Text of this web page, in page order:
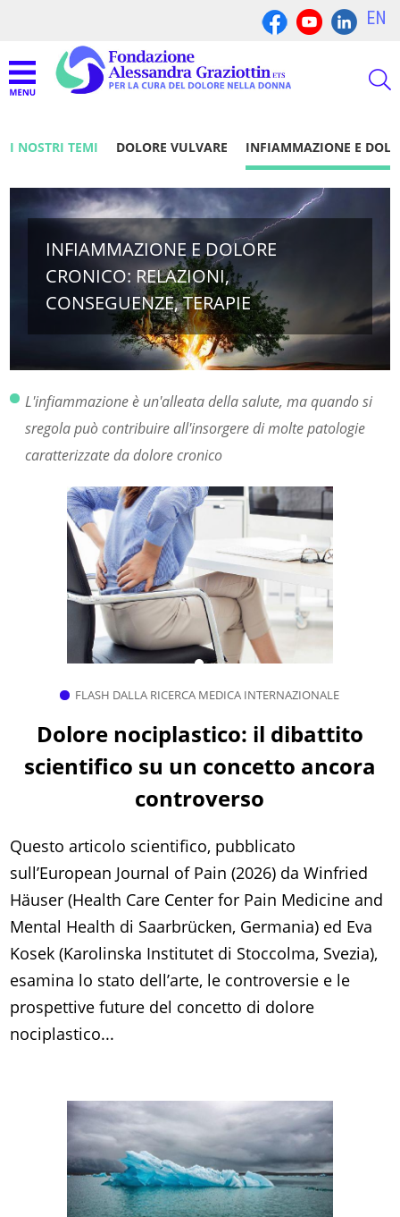
EN
I NOSTRI TEMI DOLORE VULVARE INFIAMMAZIONE E
INFIAMMAZIONE E DOLORE
CRONICO: RELAZIONI,
CONSEGUENZE, TERAPIE
L'infiammazione è un'alleata della salute, ma quando si
sregola può contribuire all'insorgere di molte patologie
caratterizzate da dolore cronico
FLASH DALLA RICERCA MEDICA INTERNAZIONALE
Dolore nociplastico: il dibattito
scientifico su un concetto ancora
controverso
Questo articolo scientifico, pubblicato
sull’European Journal of Pain (2026) da Winfried
Häuser (Health Care Center for Pain Medicine and
Mental Health di Saarbrücken, Germania) ed Eva
Kosek (Karolinska Institutet di Stoccolma, Svezia),
esamina lo stato dell’arte, le controversie e le
prospettive future del concetto di dolore
nociplastico...